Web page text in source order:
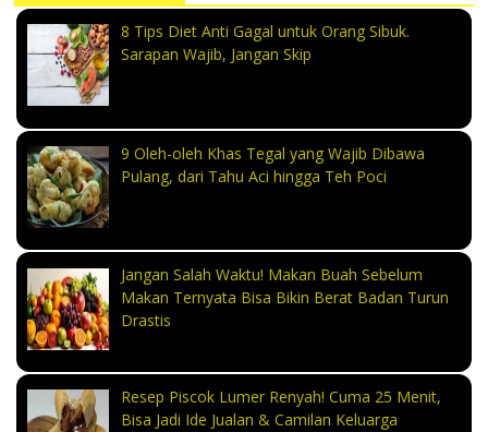
8 Tips Diet Anti Gagal untuk Orang Sibuk.
Sarapan Wajib, Jangan Skip
9 Oleh-oleh Khas Tegal yang Wajib Dibawa
Pulang, dari Tahu Aci hingga Teh Poci
Jangan Salah Waktu! Makan Buah Sebelum
Makan Ternyata Bisa Bikin Berat Badan Turun
Drastis
Resep Piscok Lumer Renyah! Cuma 25 Menit,
Bisa Jadi Ide Jualan & Camilan Keluarga